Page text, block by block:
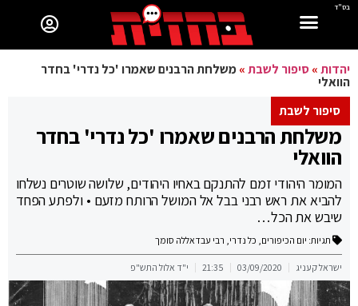
בס"ד
יהדות»סיפור לשבת»משלחת הרבנים שאמרו 'כל נדרי' בחדר
הוואלי
סיפור לשבת
משלחת הרבנים שאמרו 'כל נדרי' בחדר
הוואלי
המומר היהודי זמם להתנקם באחיו היהודים, שלושה שוטרים נשלחו
להביא את ראש רבני בבל אל המושל הרותח מזעם • ולפתע הפחד
שיבש את הכל…
תגיות: יום הכיפורים, כל נדרי, רבי עבדאללה סומך
ישראל קעניג 03/09/2020
21:35 י"ד אלול התש"פ